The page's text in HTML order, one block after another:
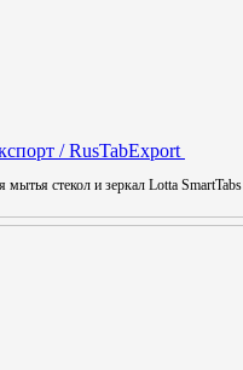
/ RusTabExport
мытья стекол и зеркал Lotta SmartTabs